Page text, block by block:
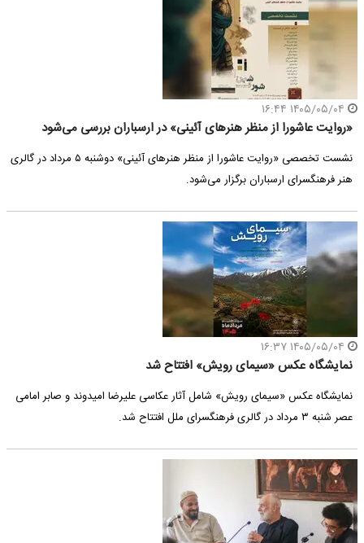
«روایت عاشورا از منظر هنرهای آئینی» در ارسباران بررسی می‌شود
نشست تخصصی «روایت عاشورا از منظر هنرهای آئینی» دوشنبه ۵ مرداد در گالری
هنر فرهنگسرای ارسباران برگزار می‌شود.
نمایشگاه عکس «سیمای رویش» افتتاح شد
نمایشگاه عکس «سیمای رویش» شامل آثار عکاسی علیرضا امیدوند و صابر امامی
عصر شنبه ۳ مرداد در گالری فرهنگسرای ملل افتتاح شد.